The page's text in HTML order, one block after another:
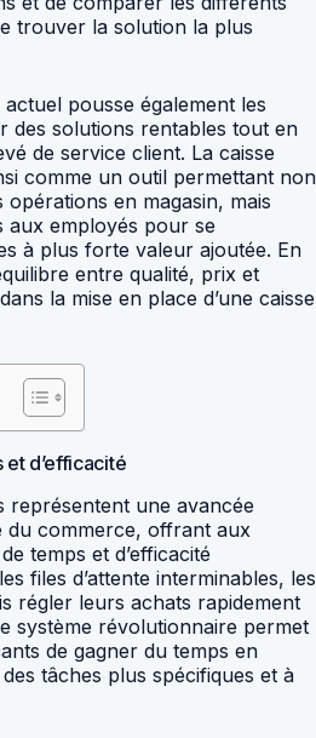
trouver la solution la plus
pousse également les
des solutions rentables tout en
de service client. La caisse
comme un outil permettant non
opérations en magasin, mais
aux employés pour se
à plus forte valeur ajoutée. En
entre qualité, prix et
la mise en place d’une caisse
et d’efficacité
représentent une avancée
du commerce, offrant aux
temps et d’efficacité
files d’attente interminables, les
régler leurs achats rapidement
système révolutionnaire permet
de gagner du temps en
tâches plus spécifiques et à